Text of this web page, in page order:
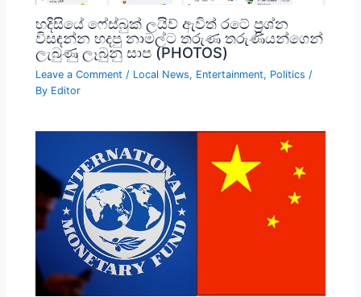
හදිසියේ ෆේස්බුක් ලයිව් ඇවිත් රටේ ප්‍රශ්න
විසඳන්න හදපු නාමල්ට තරුණ තරුණියන්ගෙන්
ලැබුණු ලෑබුනු සාප (PHOTOS)
Leave a Comment / Local News, Entertainment, Politics /
By Editor